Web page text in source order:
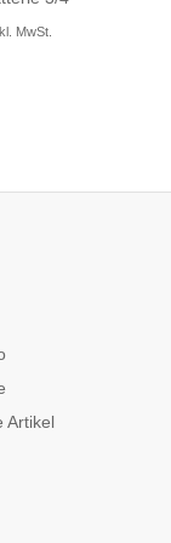
MwSt.
MwSt.
Artikel